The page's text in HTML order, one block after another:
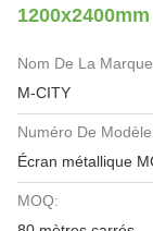
1200x2400mm
Nom De La
M-CITY
Numéro De
Écran métallique
MOQ: